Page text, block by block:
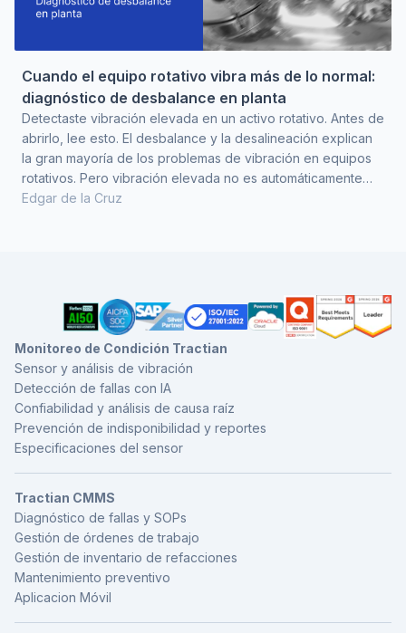
Cuando el equipo rotativo vibra más de lo normal:
diagnóstico de desbalance en planta
Detectaste vibración elevada en un activo rotativo. Antes de
abrirlo, lee esto. El desbalance y la desalineación explican
la gran mayoría de los problemas de vibración en equipos
rotativos. Pero vibración elevada no es automáticamente
desbalance, y esa confusión es la que hace que se envíe a
Edgar de la Cruz
Monitoreo de Condición Tractian
Sensor y análisis de vibración
Detección de fallas con IA
Confiabilidad y análisis de causa raíz
Prevención de indisponibilidad y reportes
Especificaciones del sensor
Tractian CMMS
Diagnóstico de fallas y SOPs
Gestión de órdenes de trabajo
Gestión de inventario de refacciones
Mantenimiento preventivo
Aplicacion Móvil